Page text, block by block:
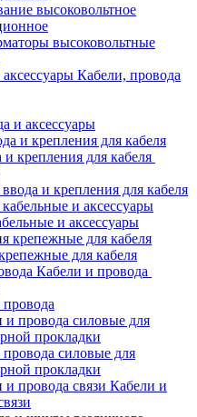
высоковольтное
высоковольтные
Кабели, провода
и аксессуары
крепления для кабеля
и крепления для кабеля
и аксессуары
для кабеля
Кабели и провода
силовые для
прокладки
Кабели и